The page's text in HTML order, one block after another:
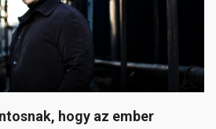
hogy az ember